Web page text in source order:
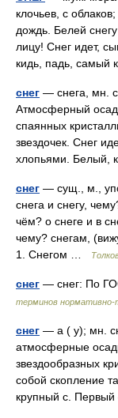
клочьев, с
дождь. Белей
лицу! Снег идет,
кидь, падь,
снег — снега, мн.
Атмосферный
спаянных
звездочек. Снег
хлопьями. Белый,
снег — сущ., м.,
снега и снегу,
чём? о снеге и в
чему? снегам,
1. Снегом …
снег — снег: По
терминов нормативно-
снег — а ( у); мн.
атмосферные
звездообразных
собой скопление
крупный с.